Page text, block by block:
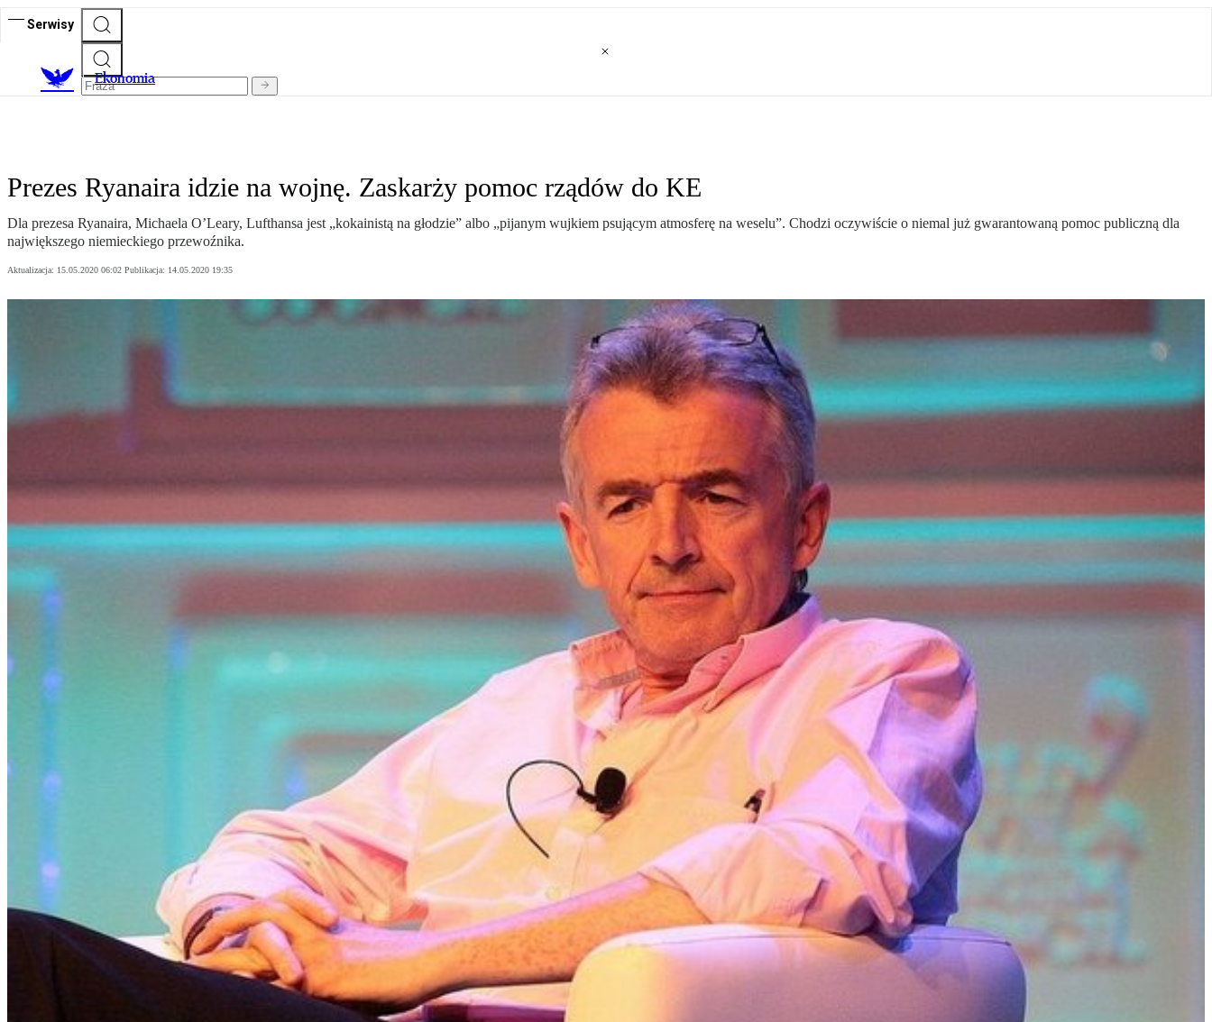
Serwisy
Ekonomia
Prezes Ryanaira idzie na wojnę. Zaskarży pomoc rządów do KE
Dla prezesa Ryanaira, Michaela O’Leary, Lufthansa jest „kokainistą na głodzie” albo „pijanym wujkiem psującym atmosferę na weselu”. Chodzi oczywiście o niemal już gwarantowaną pomoc publiczną dla
największego niemieckiego przewoźnika.
Aktualizacja: 15.05.2020 06:02 Publikacja: 14.05.2020 19:35